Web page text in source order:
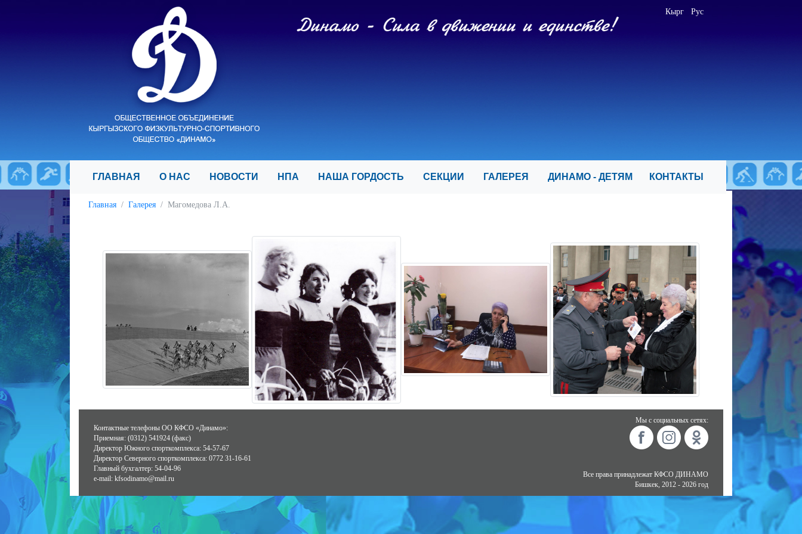
Кырг Рус
ГЛАВНАЯ О НАС НОВОСТИ НПА НАША ГОРДОСТЬ СЕКЦИИ ГАЛЕРЕЯ ДИНАМО - ДЕТЯМ КОНТАКТЫ
Главная Галерея Магомедова Л.А.
Контактные телефоны ОО КФСО «Динамо»:
Приемная: (0312) 541924 (факс)
Директор Южного спорткомплекса: 54-57-67
Директор Северного спорткомплекса: 0772 31-16-61
Главный бухгалтер: 54-04-96
e-mail: kfsodinamo@mail.ru
Мы с социальных сетях:
Все права принадлежат КФСО ДИНАМО
Бишкек, 2012 - 2026 год